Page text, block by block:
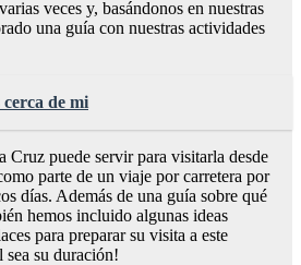
veces y, basándonos en nuestras
una guía con nuestras actividades
de mi
Cruz puede servir para visitarla desde
parte de un viaje por carretera por
días. Además de una guía sobre qué
hemos incluido algunas ideas
para preparar su visita a este
sea su duración!